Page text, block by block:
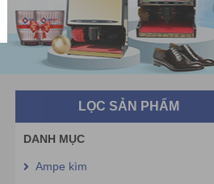
LỌC SẢN PHẨM
DANH MỤC
Ampe kìm